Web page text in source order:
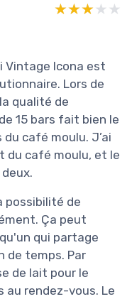
★★★★★
★★★★★
Vintage Icona est
Lors de
qualité de
15 bars fait bien le
café moulu. J’ai
du café moulu, et le
possibilité de
Ça peut
qui partage
de temps. Par
de lait pour le
rendez-vous. Le